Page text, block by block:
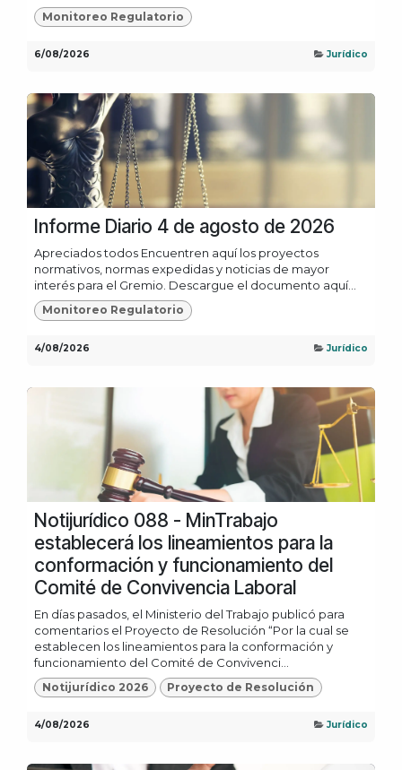
Monitoreo Regulatorio
6/08/2026 Jurídico
Informe Diario 4 de agosto de 2026
Apreciados todos Encuentren aquí los proyectos
normativos, normas expedidas y noticias de mayor
interés para el Gremio. Descargue el documento aquí...
Monitoreo Regulatorio
4/08/2026 Jurídico
Notijurídico 088 - MinTrabajo
establecerá los lineamientos para la
conformación y funcionamiento del
Comité de Convivencia Laboral
En días pasados, el Ministerio del Trabajo publicó para
comentarios el Proyecto de Resolución “Por la cual se
establecen los lineamientos para la conformación y
funcionamiento del Comité de Convivenci...
Notijurídico 2026 Proyecto de Resolución
4/08/2026 Jurídico